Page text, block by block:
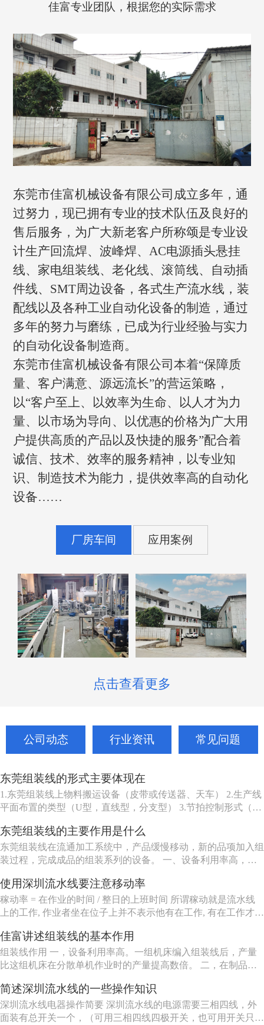
佳富专业团队，根据您的实际需求
东莞市佳富机械设备有限公司成立多年，通
过努力，现已拥有专业的技术队伍及良好的
售后服务，为广大新老客户所称颂是专业设
计生产回流焊、波峰焊、AC电源插头悬挂
线、家电组装线、老化线、滚筒线、自动插
件线、SMT周边设备，各式生产流水线，装
配线以及各种工业自动化设备的制造，通过
多年的努力与磨练，已成为行业经验与实力
的自动化设备制造商。
东莞市佳富机械设备有限公司本着“保障质
量、客户满意、源远流长”的营运策略，
以“客户至上、以效率为生命、以人才为力
量、以市场为导向、以优惠的价格为广大用
户提供高质的产品以及快捷的服务”配合着
诚信、技术、效率的服务精神，以专业知
识、制造技术为能力，提供效率高的自动化
设备……
厂房车间 应用案例
点击查看更多
公司动态 行业资讯 常见问题
东莞组装线的形式主要体现在
1.东莞组装线上物料搬运设备（皮带或传送器、天车） 2.生产线
平面布置的类型（U型，直线型，分支型） 3.节拍控制形式（机
装线工作站特性（工人可以坐、站、跟着装配线走或随装配线一
起移动等） 6.东莞组装线的长度（几个或许多工人） ...
东莞组装线的主要作用是什么
东莞组装线在流通加工系统中，产品缓慢移动，新的品项加入组
装过程，完成成品的组装系列的设备。 一、设备利用率高，一
提高数倍。 二、在制品减少80%左右。 三、生产能力相对稳
定，自动加工系统由一自或多台机床组成，发生故障时，有降级
运转的能...
使用深圳流水线要注意移动率
稼动率 = 在作业的时间 / 整日的上班时间 所谓稼动就是流水线
上的工作, 作业者坐在位子上并不表示他有在工作, 有在工作才能
能全天对每个作业者进行测量, 所以有种工作抽查的手法来仿真
测量, 其实说穿了就是不时去看作业者在做什么。
佳富讲述组装线的基本作用
组装线作用 一，设备利用率高。一组机床编入组装线后，产量
比这组机床在分散单机作业时的产量提高数倍。 二，在制品减
多台机床组成，发生故障时，有降级运转的能力，物料传送系统
也有自行绕过故障机床的能力。 四，产品质量高。零件在加工
过程中，装卸...
简述深圳流水线的一些操作知识
深圳流水线电器操作简要 深圳流水线的电源需要三相四线，外
面装有总开关一个，（可用三相四线四极开关，也可用开关只控